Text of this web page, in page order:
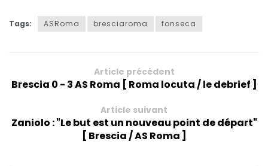
Tags: ASRoma bresciaroma fonseca
Article précédent
Brescia 0 - 3 AS Roma [ Roma locuta / le debrief ]
Article suivant
Zaniolo : "Le but est un nouveau point de départ"
[ Brescia / AS Roma ]